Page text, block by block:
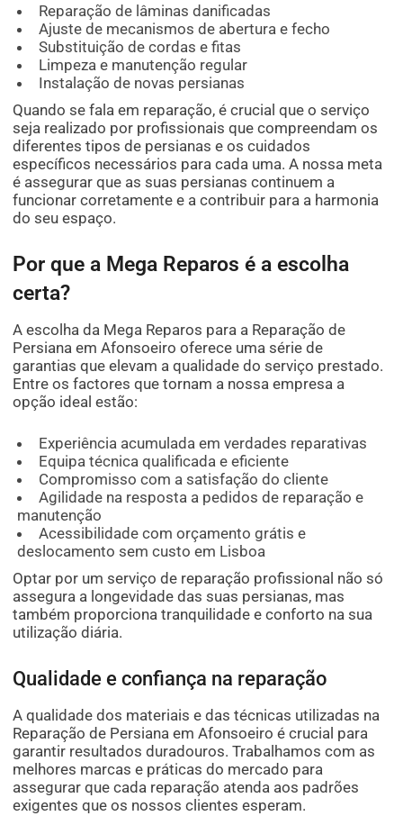
Reparação de lâminas danificadas
Ajuste de mecanismos de abertura e fecho
Substituição de cordas e fitas
Limpeza e manutenção regular
Instalação de novas persianas
Quando se fala em reparação, é crucial que o serviço
seja realizado por profissionais que compreendam os
diferentes tipos de persianas e os cuidados
específicos necessários para cada uma. A nossa meta
é assegurar que as suas persianas continuem a
funcionar corretamente e a contribuir para a harmonia
do seu espaço.
Por que a Mega Reparos é a escolha
certa?
A escolha da Mega Reparos para a Reparação de
Persiana em Afonsoeiro oferece uma série de
garantias que elevam a qualidade do serviço prestado.
Entre os factores que tornam a nossa empresa a
opção ideal estão:
Experiência acumulada em verdades reparativas
Equipa técnica qualificada e eficiente
Compromisso com a satisfação do cliente
Agilidade na resposta a pedidos de reparação e
manutenção
Acessibilidade com orçamento grátis e
deslocamento sem custo em Lisboa
Optar por um serviço de reparação profissional não só
assegura a longevidade das suas persianas, mas
também proporciona tranquilidade e conforto na sua
utilização diária.
Qualidade e confiança na reparação
A qualidade dos materiais e das técnicas utilizadas na
Reparação de Persiana em Afonsoeiro é crucial para
garantir resultados duradouros. Trabalhamos com as
melhores marcas e práticas do mercado para
assegurar que cada reparação atenda aos padrões
exigentes que os nossos clientes esperam.